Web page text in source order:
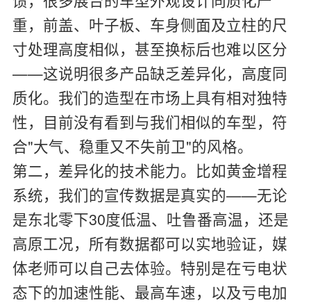
重，前盖、叶子板、车身侧面及立柱的尺
寸处理高度相似，甚至换标后也难以区分
——这说明很多产品缺乏差异化，高度同
质化。我们的造型在市场上具有相对独特
性，目前没有看到与我们相似的车型，符
合"大气、稳重又不失前卫"的风格。
第二，差异化的技术能力。比如黄金增程
系统，我们的宣传数据是真实的——无论
是东北零下30度低温、吐鲁番高温，还是
高原工况，所有数据都可以实地验证，媒
体老师可以自己去体验。特别是在亏电状
态下的加速性能、最高车速，以及亏电加